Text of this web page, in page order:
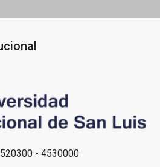
- 4530000